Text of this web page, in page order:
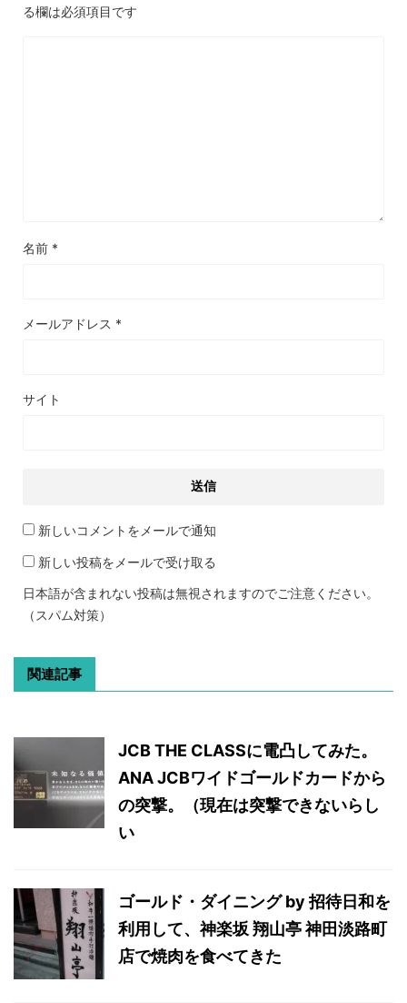
る欄は必須項目です
名前 *
メールアドレス *
サイト
新しいコメントをメールで通知
新しい投稿をメールで受け取る
日本語が含まれない投稿は無視されますのでご注意ください。
（スパム対策）
関連記事
JCB THE CLASSに電凸してみた。
ANA JCBワイドゴールドカードから
の突撃。（現在は突撃できないらし
い
ゴールド・ダイニング by 招待日和を
利用して、神楽坂 翔山亭 神田淡路町
店で焼肉を食べてきた